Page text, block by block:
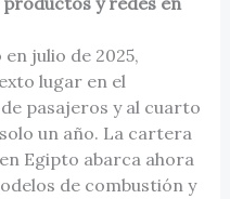
julio de 2025,
lugar en el
pasajeros y al cuarto
un año. La cartera
Egipto abarca ahora
de combustión y